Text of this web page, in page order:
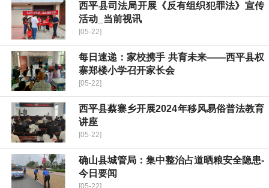
西平县司法局开展《反有组织犯罪法》宣传
活动_当前视讯
[05-22]
每日速递：​家校携手 共育未来——西平县权
寨郑楼小学召开家长会
[05-22]
西平县蔡寨乡开展2024年移风易俗普法教育
讲座
[05-22]
确山县城管局：集中整治占道晒粮安全隐患-
今日要闻
[05-22]